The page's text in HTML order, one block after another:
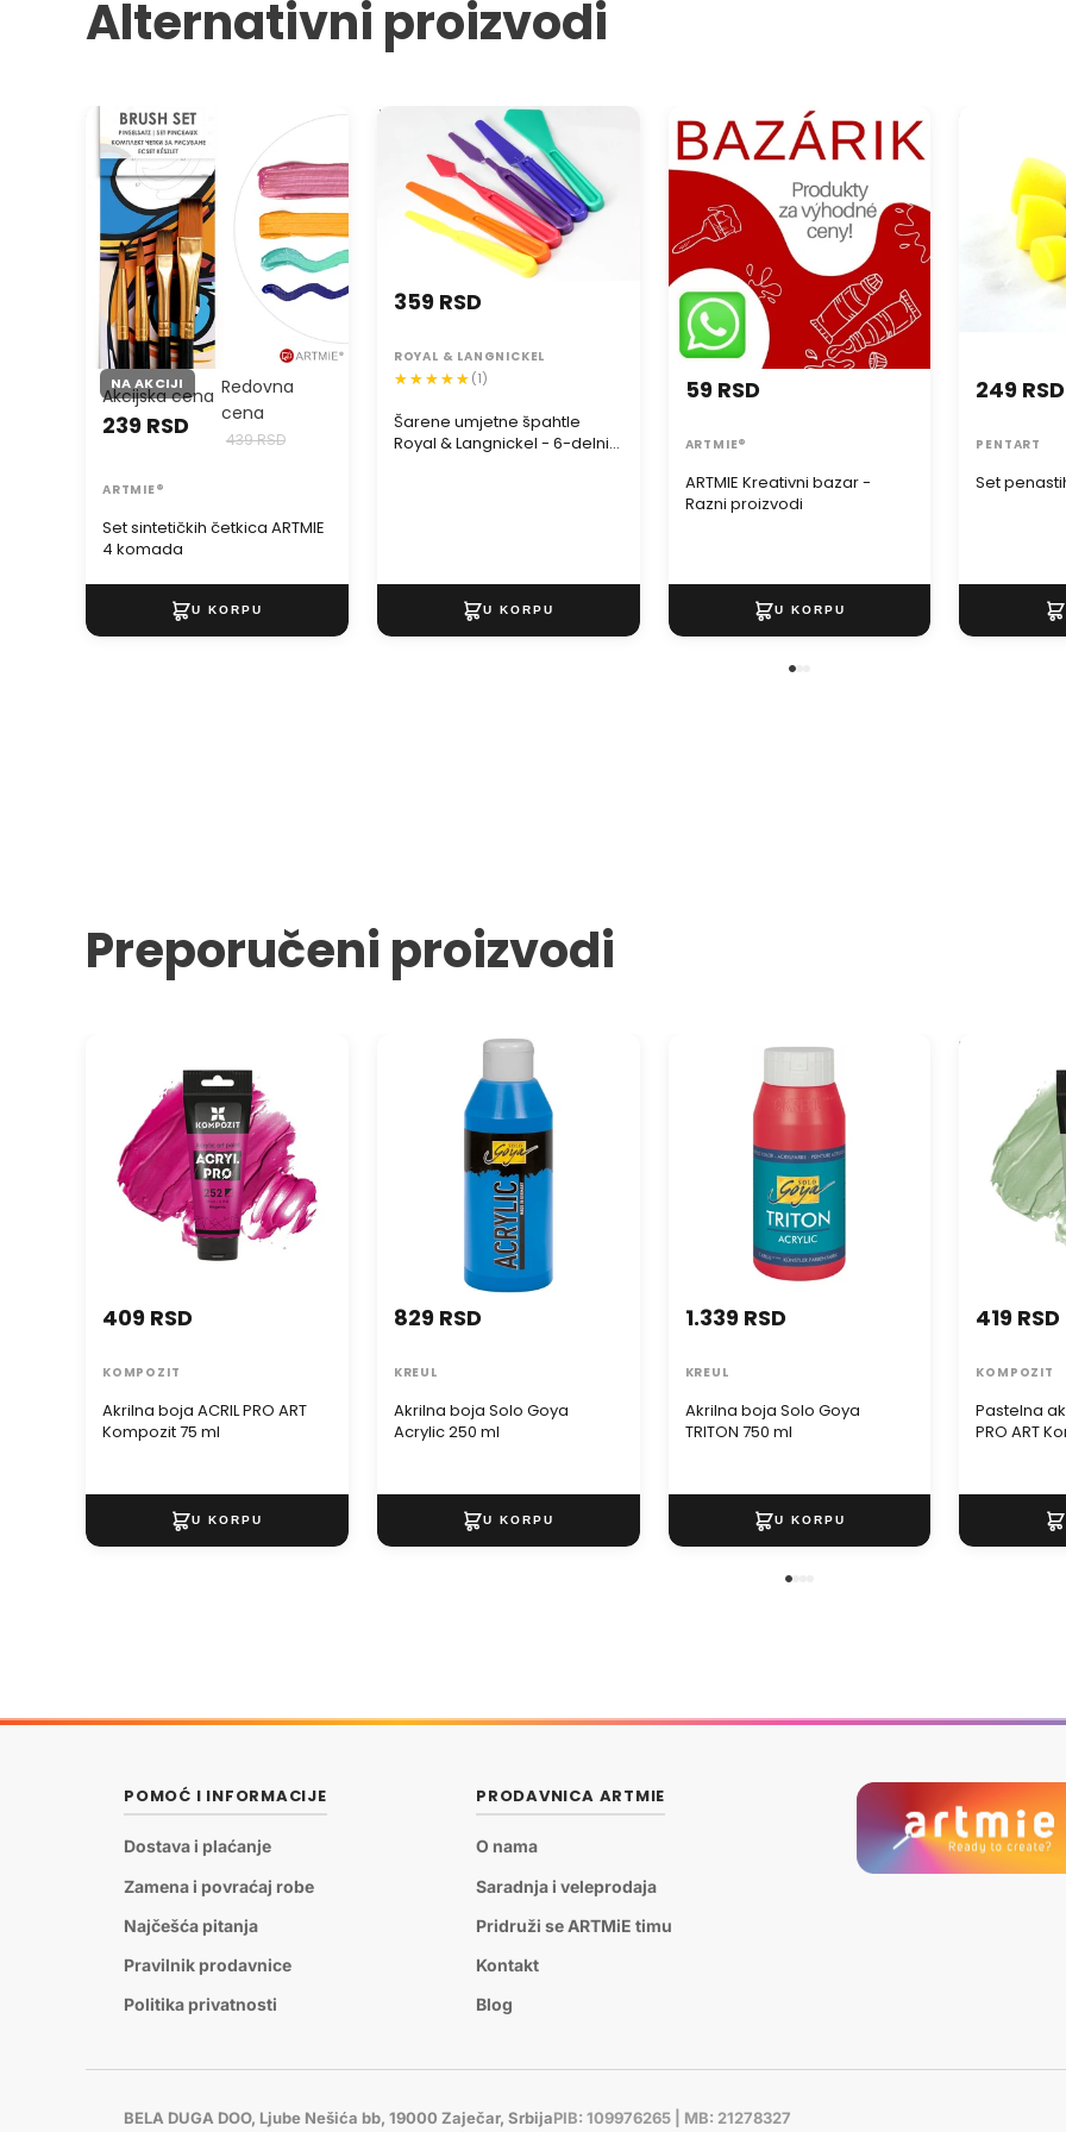
Alternativni proizvodi
Set sintetičkih četkica ARTMIE 4
komada
NA AKCIJI
Set sintetičkih četkica ARTMIE
4 komada
Akcijska cena
239 RSD
Redovna
cena
439 RSD
ARTMIE®
Šarene umjetne špahtle Royal
& Langnickel - 6-delni set
Šarene umjetne špahtle
Royal & Langnickel - 6-delni
359 RSD
ROYAL & LANGNICKEL
(1)
ARTMIE Kreativni bazar - Razni
proizvodi
ARTMIE Kreativni bazar -
Razni proizvodi
59 RSD
ARTMIE®
Set
249 RSD
PENTART
Preporučeni proizvodi
Kompozit 75 ml
Akrilna boja ACRIL PRO ART
Kompozit 75 ml
409 RSD
KOMPOZIT
Akrilna boja Solo Goya Acrylic
Akrilna boja Solo Goya
Acrylic 250 ml
829 RSD
KREUL
Akrilna boja Solo Goya TRITON
Akrilna boja Solo Goya
TRITON 750 ml
1.339 RSD
KREUL
Pastelna
ART
Pastelna
PRO ART
419 RSD
KOMPOZIT
POMOĆ I INFORMACIJE
Dostava i plaćanje
Zamena i povraćaj robe
Najčešća pitanja
Pravilnik prodavnice
Politika privatnosti
PRODAVNICA ARTMIE
O nama
Saradnja i veleprodaja
Pridruži se ARTMiE timu
Kontakt
Blog
BELA DUGA DOO, Ljube Nešića bb, 19000 Zaječar, SrbijaPIB: 109976265 | MB: 21278327